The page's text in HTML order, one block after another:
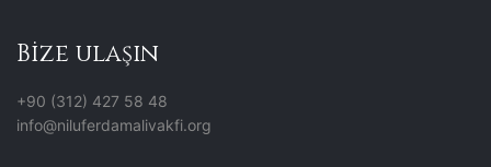
Bize ulaşın
+90 (312) 427 58 48
info@niluferdamalivakfi.org